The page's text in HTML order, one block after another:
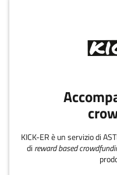
KICK-ER è un servizio di
di reward based